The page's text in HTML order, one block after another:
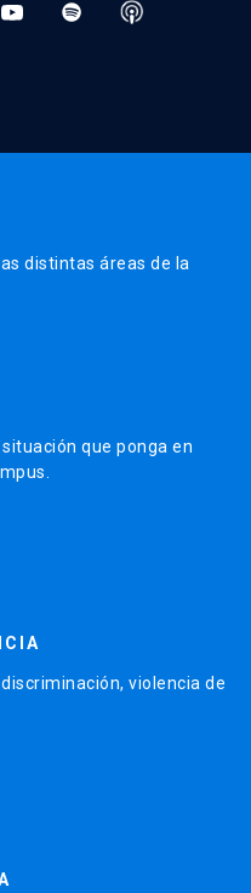
distintas áreas de la
que ponga en
violencia de